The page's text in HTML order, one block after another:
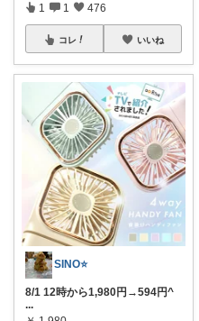
1 1 476
コレ いいね
SINO⭐️
8/1 12時から1,980円→594円^
...